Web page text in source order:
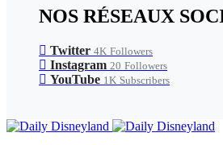
NOS RÉSEAUX
Twitter 4K Followers
Instagram 20 Followers
YouTube 1K Subscribers